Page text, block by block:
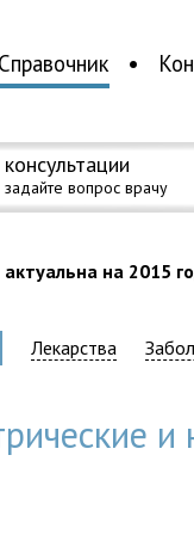
Справочник
консультации
задайте вопрос врачу
актуальна на 2015
Лекарства
и